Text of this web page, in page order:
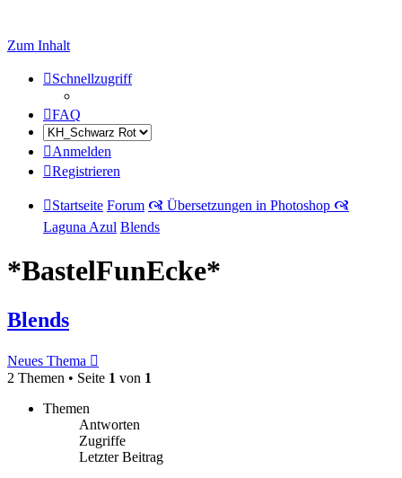
Zum Inhalt
Schnellzugriff
FAQ
Anmelden
Registrieren
Startseite Forum 🙧 Übersetzungen in Photoshop 🙧
Laguna Azul Blends
*BastelFunEcke*
Blends
Neues Thema
2 Themen • Seite 1 von 1
Themen
Antworten
Zugriffe
Letzter Beitrag